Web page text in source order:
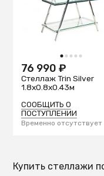
1 2 3 4 5
76 990 ₽
Стеллаж Trin Silver
1.8x0.8x0.43м
СООБЩИТЬ О
ПОСТУПЛЕНИИ
Временно отсутствует
Купить стеллажи